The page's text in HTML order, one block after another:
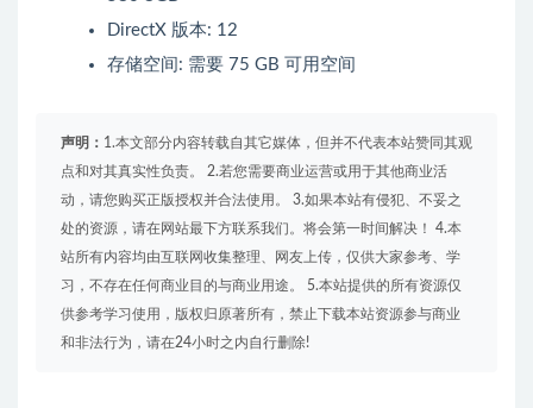
DirectX 版本: 12
存储空间: 需要 75 GB 可用空间
声明： 1.本文部分内容转载自其它媒体，但并不代表本站赞同其观
点和对其真实性负责。 2.若您需要商业运营或用于其他商业活
动，请您购买正版授权并合法使用。 3.如果本站有侵犯、不妥之
处的资源，请在网站最下方联系我们。将会第一时间解决！ 4.本
站所有内容均由互联网收集整理、网友上传，仅供大家参考、学
习，不存在任何商业目的与商业用途。 5.本站提供的所有资源仅
供参考学习使用，版权归原著所有，禁止下载本站资源参与商业
和非法行为，请在24小时之内自行删除!